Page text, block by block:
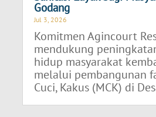
Godang
Jul 3, 2026
Komitmen Agincourt
mendukung
hidup masyarakat
melalui pembangunan
Cuci, Kakus (MCK) di